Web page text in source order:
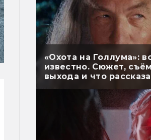
«Охота на Голлума»:
известно. Сюжет,
выхода и что